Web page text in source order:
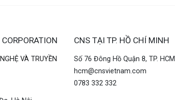
CNS TẠI TP. HỒ CHÍ MINH
Số 76 Đông Hồ Quận 8, TP. HCM
hcm@cnsvietnam.com
0783 332 332